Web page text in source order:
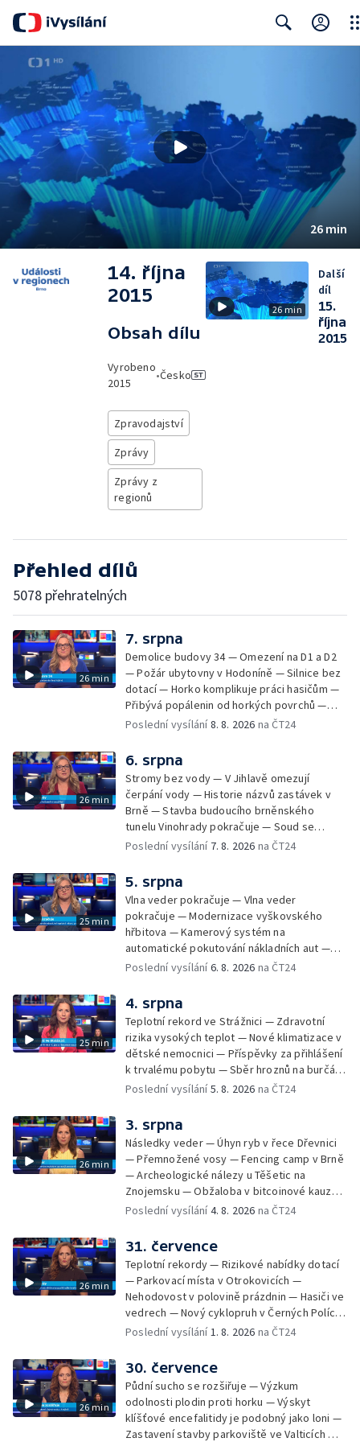
26 min
14. října
2015
Obsah dílu
Vyrobeno
2015
•Česko
Zpravodajství
Zprávy
Zprávy z
regionů
26 min
Další
díl
15.
října
2015
Přehled dílů
5078 přehratelných
26 min
7. srpna
Demolice budovy 34 — Omezení na D1 a D2
— Požár ubytovny v Hodoníně — Silnice bez
dotací — Horko komplikuje práci hasičům —
Přibývá popálenin od horkých povrchů —
Začíná prodej burčáku — Vedra komplikují
Poslední vysílání8. 8. 2026 na ČT24
26 min
6. srpna
Stromy bez vody — V Jihlavě omezují
čerpání vody — Historie názvů zastávek v
Brně — Stavba budoucího brněnského
tunelu Vinohrady pokračuje — Soud se
žhářem zlínského baru — Odložení bourání
Czech Rally Zlín — Začal 7. ročník festivalu
Pop Messe — Přestavba mostu v Hodoníně
— Fenomén památníčků
Poslední vysílání 7. 8. 2026 na ČT24
25 min
5. srpna
Vlna veder pokračuje — Vlna veder
pokračuje — Modernizace vyškovského
hřbitova — Kamerový systém na
automatické pokutování nákladních aut —
Demolice vyhořelé budovy ve Zlíně — Případ
stadionu na Vyškovsku — Výstraha před
bouřkami — Brno hostí Mezinárodní kytarový
festival — Očkování po kousnutí netopýrem
Poslední vysílání6. 8. 2026 na ČT24
25 min
4. srpna
Teplotní rekord ve Strážnici — Zdravotní
rizika vysokých teplot — Nové klimatizace v
dětské nemocnici — Příspěvky za přihlášení
k trvalému pobytu — Sběr hroznů na burčák
— Dokončení oprav vedení — Skončil termín
vody v obcích — Vyschlá koryta potoků —
Sdílení strážníků na Brněnsku
Poslední vysílání5. 8. 2026 na ČT24
26 min
3. srpna
Následky veder — Úhyn ryb v řece Dřevnici
— Přemnožené vosy — Fencing camp v Brně
— Archeologické nálezy u Těšetic na
Znojemsku — Obžaloba v bitcoinové kauze
— Přestavba silnice přes Bzenec na
Zašové — Letní opravy divadel — Český hlas
ve vesmíru
Poslední vysílání4. 8. 2026 na ČT24
26 min
31. července
Teplotní rekordy — Rizikové nabídky dotací
— Parkovací místa v Otrokovicích —
Nehodovost v polovině prázdnin — Hasiči ve
vedrech — Nový cyklopruh v Černých Polích
— Květinová výstava ve Věžkách
Poslední vysílání1. 8. 2026 na ČT24
26 min
30. července
Půdní sucho se rozšiřuje — Výzkum
odolnosti plodin proti horku — Výskyt
klíšťové encefalitidy je podobný jako loni —
Zastavení stavby parkoviště ve Valticích —